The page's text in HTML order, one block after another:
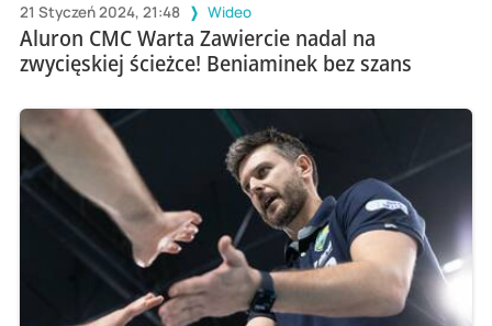
21 Styczeń 2024, 21:48 Wideo
Aluron CMC Warta Zawiercie nadal na
zwycięskiej ścieżce! Beniaminek bez szans